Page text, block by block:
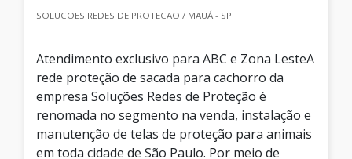
SOLUCOES REDES DE PROTECAO / MAUÁ - SP
Atendimento exclusivo para ABC e Zona LesteA
rede proteção de sacada para cachorro da
empresa Soluções Redes de Proteção é
renomada no segmento na venda, instalação e
manutenção de telas de proteção para animais
em toda cidade de São Paulo. Por meio de